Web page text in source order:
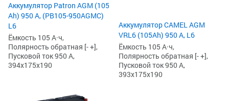
Аккумулятор Patron AGM (105
Ah) 950 А, (PB105-950AGMC)
L6
Ёмкость 105 А·ч,
Полярность обратная [- +],
Пусковой ток 950 А,
394x175x190
Аккумулятор CAMEL AGM
VRL6 (105Ah) 950 А, L6
Ёмкость 105 А·ч,
Полярность обратная [- +],
Пусковой ток 950 А,
393x175x190